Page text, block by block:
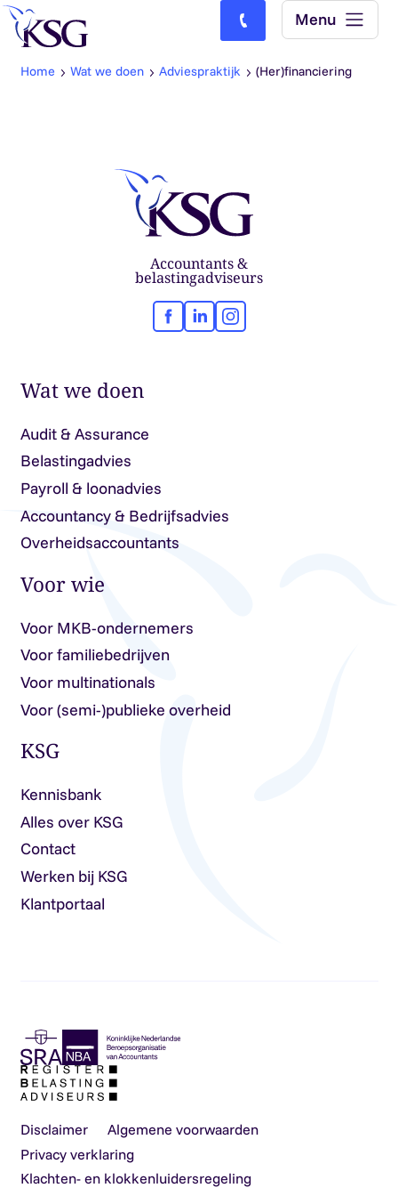
Skip to content
Bel ons: (0)77-4740000
Menu
Home Wat we doen Adviespraktijk (Her)financiering
Accountants &
belastingadviseurs
Facebook
LinkedInInstagram
Wat we doen
Audit & Assurance
Belastingadvies
Payroll & loonadvies
Accountancy & Bedrijfsadvies
Overheidsaccountants
Voor wie
Voor MKB-ondernemers
Voor familiebedrijven
Voor multinationals
Voor (semi-)publieke overheid
KSG
Kennisbank
Alles over KSG
Contact
Werken bij KSG
Klantportaal
Disclaimer
Algemene voorwaarden
Privacy verklaring
Klachten- en klokkenluidersregeling